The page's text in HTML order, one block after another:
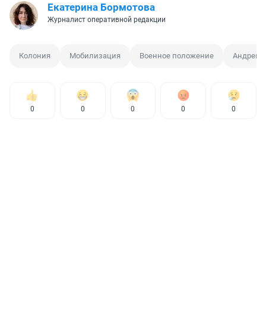
Екатерина Бормотова
Журналист оперативной редакции
Колония Мобилизация Военное положение Андрей
0 0 0 0 0